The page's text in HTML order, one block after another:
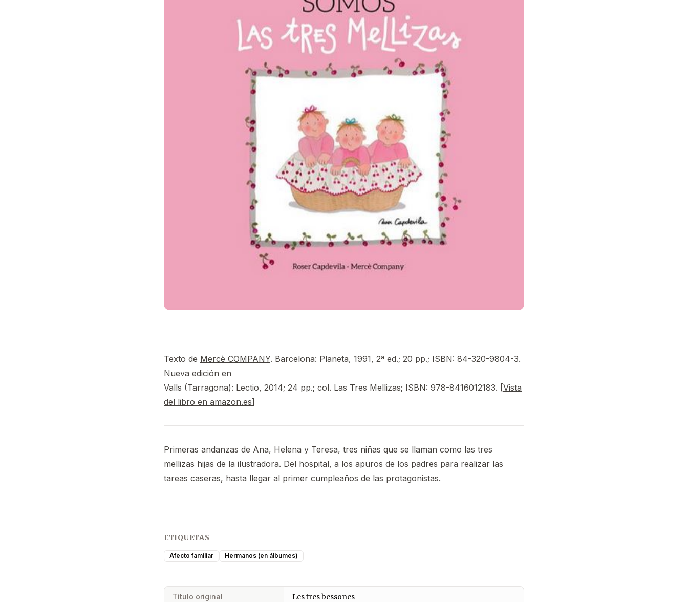
Texto de Mercè COMPANY. Barcelona: Planeta, 1991, 2ª ed.; 20 pp.; ISBN: 84-320-9804-3.
Nueva edición en
Valls (Tarragona): Lectio, 2014; 24 pp.; col. Las Tres Mellizas; ISBN: 978-8416012183. [Vista
del libro en amazon.es]
Primeras andanzas de Ana, Helena y Teresa, tres niñas que se llaman como las tres
mellizas hijas de la ilustradora. Del hospital, a los apuros de los padres para realizar las
tareas caseras, hasta llegar al primer cumpleaños de las protagonistas.
ETIQUETAS
Afecto familiar Hermanos (en álbumes)
Título original Les tres bessones